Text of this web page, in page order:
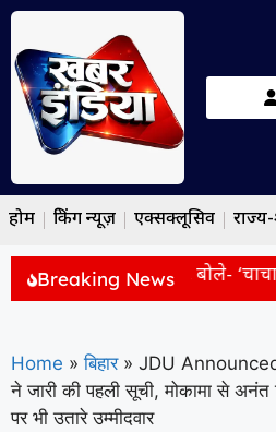
होम ब्रेकिंग न्यूज़ एक्सक्लूसिव
Breaking News
का सपा पर बड़ा हमला, बोले-
Home » बिहार » JDU
ने जारी की पहली सूची, मोकामा से अनंत
पर भी उतारे उम्मीदवार